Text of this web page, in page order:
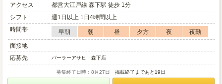
アクセス
都営大江戸線 森下駅 徒歩 1分
シフト
週1日以上 1日4時間以上
時間帯
早朝 朝 昼 夕方 夜
夜勤
面接地
応募先
パーラーアサヒ 森下店
募集終了日時：8月27日 掲載終了まであと19日